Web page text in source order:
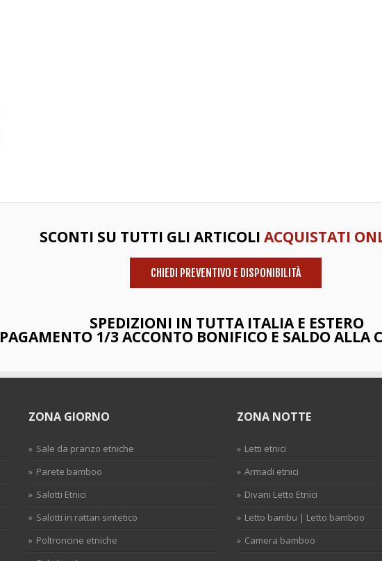
SCONTI SU TUTTI GLI ARTICOLI ACQUISTATI
CHIEDI PREVENTIVO E DISPONIBILITÀ
SPEDIZIONI IN TUTTA ITALIA E ESTERO
PAGAMENTO 1/3 ACCONTO BONIFICO E SALDO ALLA
ZONA GIORNO
Sale da pranzo etniche
Parete bamboo
Salotti Etnici
Salotti in rattan sintetico
Poltroncine etniche
ZONA NOTTE
Letti etnici
Armadi etnici
Divani Letto Etnici
Letto bambu | Letto bamboo
Camera bamboo